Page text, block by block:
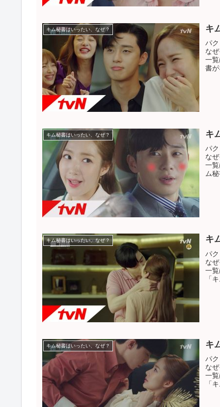
キム秘書はいったい、なぜ？ キ
パ
な
一
書
キム秘書はいったい、なぜ？ キ
パ
な
一
ム
キム秘書はいったい、なぜ？ キ
パ
な
一
「
キム秘書はいったい、なぜ？ キ
パ
な
一
「